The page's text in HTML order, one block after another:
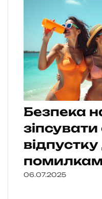
Безпека
зіпсувати
06.07.2025